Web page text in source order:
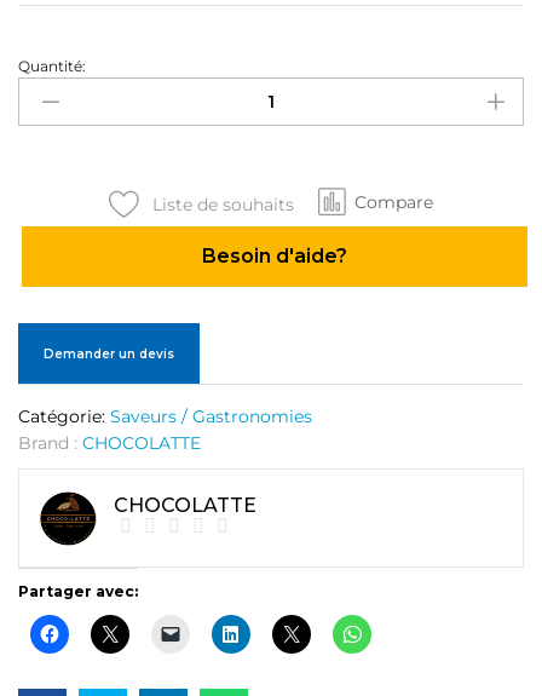
Brochette
brownie
quantité
Quantité:
Liste de souhaits Compare
Besoin d'aide?
Demander un devis
Catégorie: Saveurs / Gastronomies
Brand : CHOCOLATTE
CHOCOLATTE
Partager avec: